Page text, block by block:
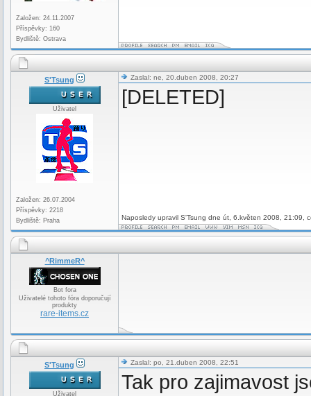
Založen: 24.11.2007
Příspěvky: 160
Bydliště: Ostrava
S'Tsung
Uživatel
Založen: 26.07.2004
Příspěvky: 2218
Bydliště: Praha
Zaslal: ne, 20.duben 2008, 20:27
[DELETED]
Naposledy upravil S'Tsung dne út, 6.květen 2008, 21:09,
^RimmeR^
Bot fora
Uživatelé tohoto fóra doporučují
produkty
rare-items.cz
S'Tsung
Uživatel
Zaslal: po, 21.duben 2008, 22:51
Tak pro zajimavost